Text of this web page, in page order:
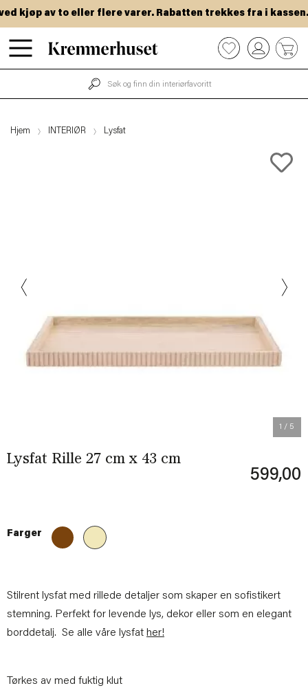
Hopp
til
kjøp av to eller flere varer. Rabatten trekkes fra i kassen.
0
Hjem INTERIØR Lysfat
1 / 5
Previous
Lysfat Rille 27 cm x 43 cm
599,00
Farger
Stilrent lysfat med rillede detaljer som skaper en sofistikert
stemning. Perfekt for levende lys, dekor eller som en elegant
borddetalj. Se alle våre lysfat her!
Tørkes av med fuktig klut